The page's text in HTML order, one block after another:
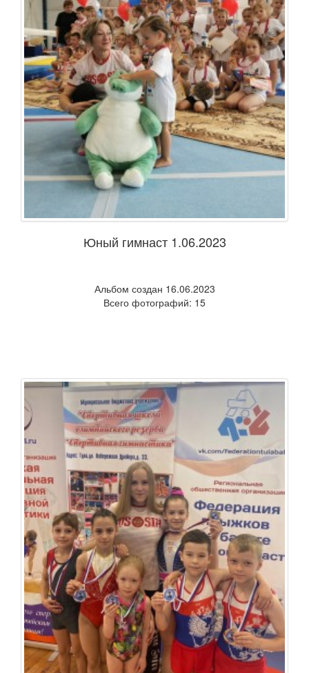
Юный гимнаст 1.06.2023
Альбом создан 16.06.2023
Всего фотографий: 15